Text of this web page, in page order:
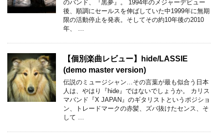
のバンド、『黒夢』。 1994年のメジャーデビュー
後、順調にセールスを伸ばしていた中1999年に無期
限の活動停止を発表。そしてその約10年後の2010
年、 …
【個別楽曲レビュー】hide/LASSIE
(demo master version)
伝説のミュージシャン…その言葉が最も似合う日本
人は、やはり『hide』ではないでしょうか。 カリス
マバンド『X JAPAN』のギタリストというポジショ
ン、トレードマークの赤髪、ズバ抜けたセンス、そ
して …